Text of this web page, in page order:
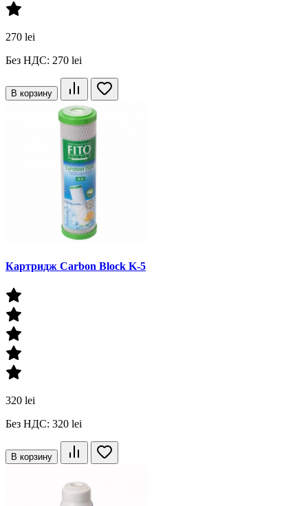
270 lei
Без НДС: 270 lei
В корзину
Картридж Carbon Block K-5
320 lei
Без НДС: 320 lei
В корзину